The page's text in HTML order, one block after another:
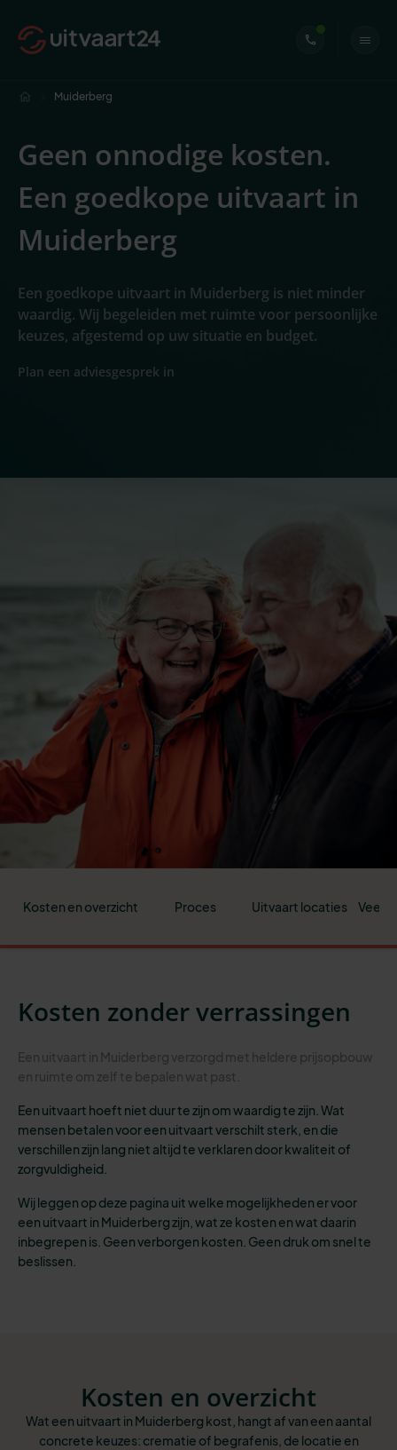
Muiderberg
Geen onnodige kosten.
Een goedkope uitvaart in
Muiderberg
Een goedkope uitvaart in Muiderberg is niet minder
waardig. Wij begeleiden met ruimte voor persoonlijke
keuzes, afgestemd op uw situatie en budget.
Plan een adviesgesprek in
Kosten en overzicht Proces Uitvaart locaties
Kosten zonder verrassingen
Een uitvaart in Muiderberg verzorgd met heldere prijsopbouw
en ruimte om zelf te bepalen wat past.
Een uitvaart hoeft niet duur te zijn om waardig te zijn. Wat
mensen betalen voor een uitvaart verschilt sterk, en die
verschillen zijn lang niet altijd te verklaren door kwaliteit of
zorgvuldigheid.
Wij leggen op deze pagina uit welke mogelijkheden er voor
een uitvaart in Muiderberg zijn, wat ze kosten en wat daarin
inbegrepen is. Geen verborgen kosten. Geen druk om snel te
beslissen.
Kosten en overzicht
Wat een uitvaart in Muiderberg kost, hangt af van een aantal
concrete keuzes: crematie of begrafenis, de locatie en